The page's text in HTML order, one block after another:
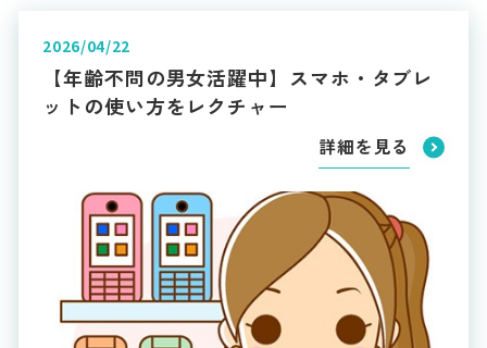
2026/04/22
【年齢不問の男女活躍中】スマホ・タブレ
ットの使い方をレクチャー
詳細を見る